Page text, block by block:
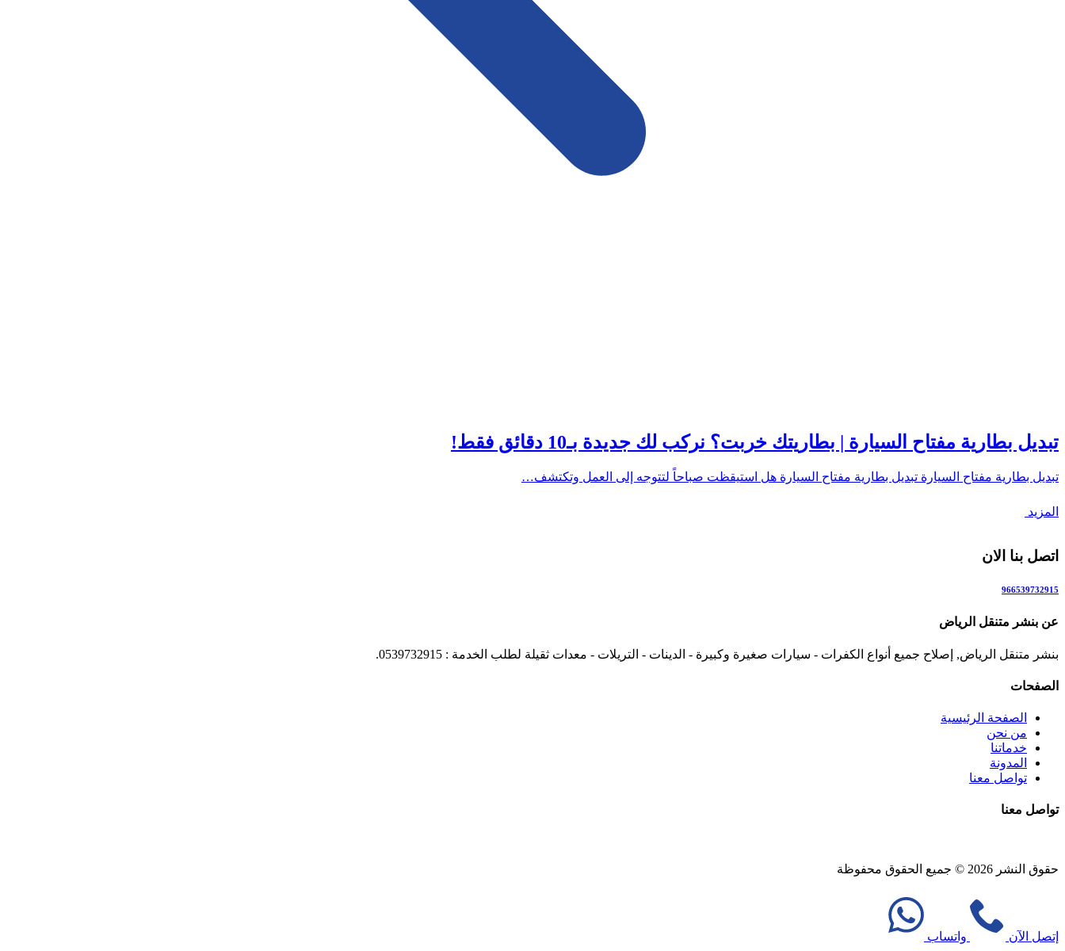
تبديل بطارية مفتاح السيارة | بطاريتك خربت؟ نركب لك جديدة بـ10 دقائق فقط!
تبديل بطارية مفتاح السيارة تبديل بطارية مفتاح السيارة هل استيقظت صباحاً لتتوجه إلى العمل وتكتشف…
المزيد
اتصل بنا الان
966539732915
عن بنشر متنقل الرياض
بنشر متنقل الرياض, إصلاح جميع أنواع الكفرات - سيارات صغيرة وكبيرة - الدينات - التريلات - معدات ثقيلة لطلب الخدمة : 0539732915.
الصفحات
الصفحة الرئيسية
من نحن
خدماتنا
المدونة
تواصل معنا
تواصل معنا
حقوق النشر 2026 © جميع الحقوق محفوظة
إتصل الآن واتساب